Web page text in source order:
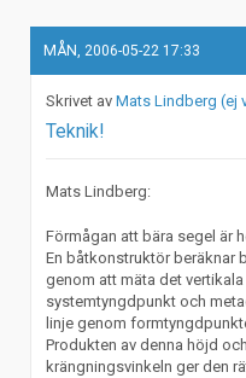
MÅN, 2006-05-22 17:33
Mats Lindberg (ej
Teknik!
Mats Lindberg:
Förmågan att bära segel är
En båtkonstruktör beräknar
genom att mäta det
systemtyngdpunkt och
linje genom
Produkten av denna höjd
krängningsvinkeln ger den